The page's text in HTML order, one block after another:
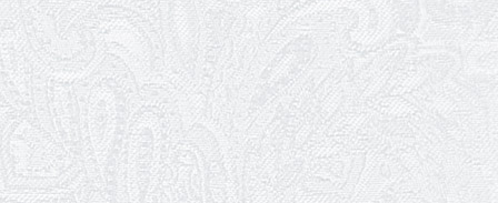
Нам — 79!
17.03.2026
Зелене світло твого дозвілля
11.03.2026
Результати конкурсу
10.03.2026